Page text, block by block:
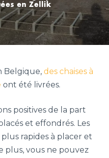
en Zellik
Belgique, des chaises à
ont été livrées.
positives de la part
et effondrés. Les
rapides à placer et
plus, vous ne pouvez